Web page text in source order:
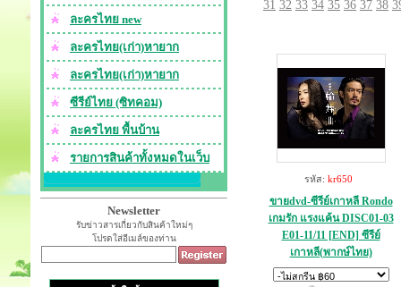
ละครไทย new
ละครไทย(เก่า)หายาก
ละครไทย(เก่า)หายาก
ซีรีย์ไทย (ซิทคอม)
ละครไทย พื้นบ้าน
รายการสินค้าทั้งหมดในเว็บ
Newsletter
รับข่าวสารเกี่ยวกับสินค้าใหม่ๆ
โปรดใส่อีเมล์ของท่าน
31 32 33 34 35 36 37 38
รหัส: kr650
ขายdvd-ซีรีย์เกาหลี Rondo
เกมรัก แรงแค้น DISC01-03
E01-11/11 [END] ซีรีย์
เกาหลี(พากษ์ไทย)